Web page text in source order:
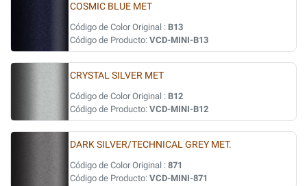
COSMIC BLUE MET
Código de Color Original : B13
Código de Producto: VCD-MINI-B13
CRYSTAL SILVER MET
Código de Color Original : B12
Código de Producto: VCD-MINI-B12
DARK SILVER/TECHNICAL GREY MET.
Código de Color Original : 871
Código de Producto: VCD-MINI-871